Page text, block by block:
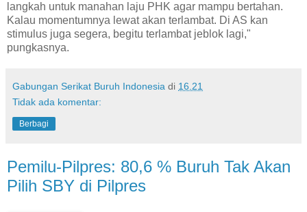
langkah untuk manahan laju PHK agar mampu bertahan.
Kalau momentumnya lewat akan terlambat. Di AS kan
stimulus juga segera, begitu terlambat jeblok lagi,"
pungkasnya.
Gabungan Serikat Buruh Indonesia di 16.21
Tidak ada komentar:
Berbagi
Pemilu-Pilpres: 80,6 % Buruh Tak Akan
Pilih SBY di Pilpres